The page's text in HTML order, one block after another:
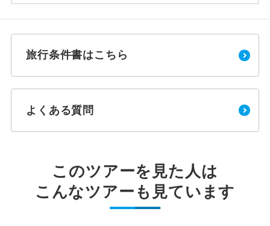
旅行条件書はこちら
よくある質問
このツアーを見た人は
こんなツアーも見ています